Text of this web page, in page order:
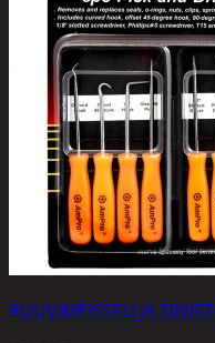
RUUVIMEISSELI JA